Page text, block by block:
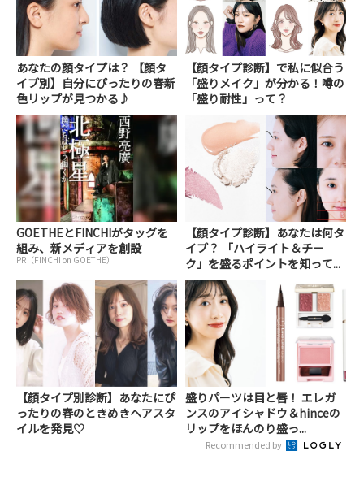
あなたの顔タイプは？ 【顔タ
イプ別】自分にぴったりの春新
色リップが見つかる♪
【顔タイプ診断】で私に似合う
「盛りメイク」が分かる！噂の
「盛り耐性」って？
GOETHEとFINCHIがタッグを
組み、新メディアを創設
PR（FINCHI on GOETHE）
【顔タイプ診断】あなたは何タ
イプ？ 「ハイライト＆チー
ク」を盛るポイントを知って...
【顔タイプ別診断】あなたにぴ
ったりの春のときめきヘアスタ
イルを発見♡
盛りパーツは目と唇！ エレガ
ンスのアイシャドウ＆hinceの
リップをほんのり盛っ...
Recommended by